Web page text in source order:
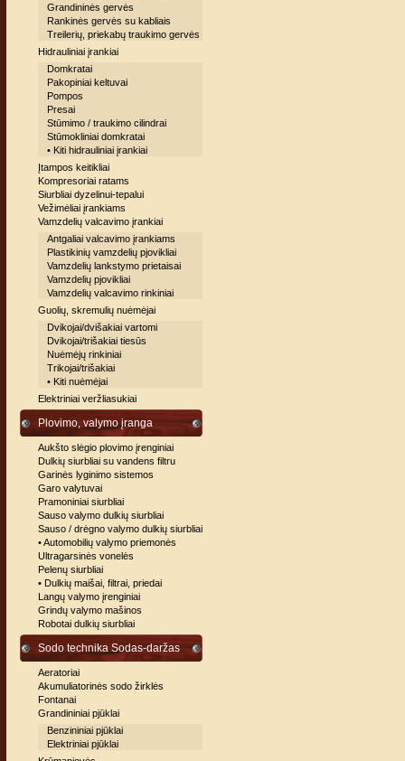
Grandininės gervės
Rankinės gervės su kabliais
Treilerių, priekabų traukimo gervės
Hidrauliniai įrankiai
Domkratai
Pakopiniai keltuvai
Pompos
Presai
Stūmimo / traukimo cilindrai
Stūmokliniai domkratai
• Kiti hidrauliniai įrankiai
Įtampos keitikliai
Kompresoriai ratams
Siurbliai dyzelinui-tepalui
Vežimėliai įrankiams
Vamzdelių valcavimo įrankiai
Antgaliai valcavimo įrankiams
Plastikinių vamzdelių pjovikliai
Vamzdelių lankstymo prietaisai
Vamzdelių pjovikliai
Vamzdelių valcavimo rinkiniai
Guolių, skremulių nuėmėjai
Dvikojai/dvišakiai vartomi
Dvikojai/trišakiai tiesūs
Nuėmėjų rinkiniai
Trikojai/trišakiai
• Kiti nuėmėjai
Elektriniai veržliasukiai
Plovimo, valymo įranga
Aukšto slėgio plovimo įrenginiai
Dulkių siurbliai su vandens filtru
Garinės lyginimo sistemos
Garo valytuvai
Pramoniniai siurbliai
Sauso valymo dulkių siurbliai
Sauso / drėgno valymo dulkių siurbliai
• Automobilių valymo priemonės
Ultragarsinės vonelės
Pelenų siurbliai
• Dulkių maišai, filtrai, priedai
Langų valymo įrenginiai
Grindų valymo mašinos
Robotai dulkių siurbliai
Sodo technika Sodas-daržas
Aeratoriai
Akumuliatorinės sodo žirklės
Fontanai
Grandininiai pjūklai
Benzininiai pjūklai
Elektriniai pjūklai